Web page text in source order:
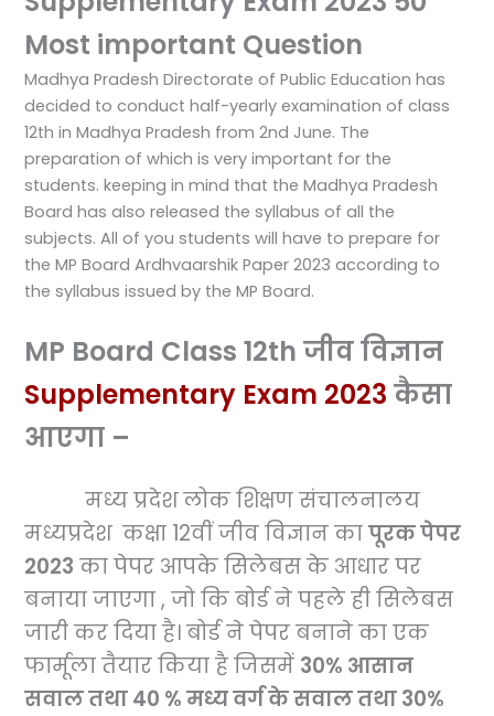
Most important Question
Madhya Pradesh Directorate of Public Education has
decided to conduct half-yearly examination of class
12th in Madhya Pradesh from 2nd June. The
preparation of which is very important for the
students. keeping in mind that the Madhya Pradesh
Board has also released the syllabus of all the
subjects. All of you students will have to prepare for
the MP Board Ardhvaarshik Paper 2023 according to
the syllabus issued by the MP Board.
MP Board Class 12th जीव विज्ञान
Supplementary Exam 2023 कैसा
आएगा –
मध्य प्रदेश लोक शिक्षण संचालनालय
मध्यप्रदेश कक्षा 12वीं जीव विज्ञान कापूरक पेपर
2023 का पेपर आपकेसिलेबस के आधार पर
बनाया जाएगा , जो कि बोर्ड ने पहले ही सिलेबस
जारी कर दिया है। बोर्ड ने पेपर बनाने का एक
फार्मूला तैयार किया है जिसमें 30% आसान
सवाल तथा 40 % मध्य वर्ग के सवाल तथा 30%